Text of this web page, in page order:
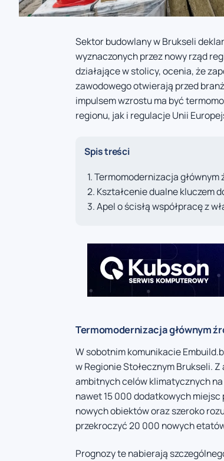
Sektor budowlany w Brukseli
wyznaczonych przez nowy rząd
działające w stolicy, ocenia, że
zawodowego otwierają przed
impulsem wzrostu ma być
regionu, jak i regulacje Unii
Spis treści
Termomodernizacja
Kształcenie dualne kluczem
Apel o ścisłą współpracę z
Termomodernizacja głównym
W sobotnim komunikacie
w Regionie Stołecznym Brukseli.
ambitnych celów klimatycznych
nawet 15 000 dodatkowych
nowych obiektów oraz szeroko
przekroczyć 20 000 nowych
Prognozy te nabierają